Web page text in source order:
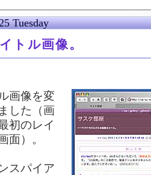
Tuesday
トル画像。
画像を変
した（画
初のレイ
面）。
スパイア